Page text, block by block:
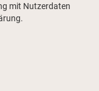
mit Nutzerdaten